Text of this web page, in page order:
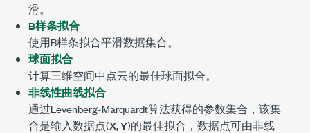
滑。
B样条拟合
使用B样条拟合平滑数据集合。
球面拟合
计算三维空间中点云的最佳球面拟合。
非线性曲线拟合
通过Levenberg-Marquardt算法获得的参数集合，该集
合是输入数据点(X,Y)的最佳拟合，数据点可由非线